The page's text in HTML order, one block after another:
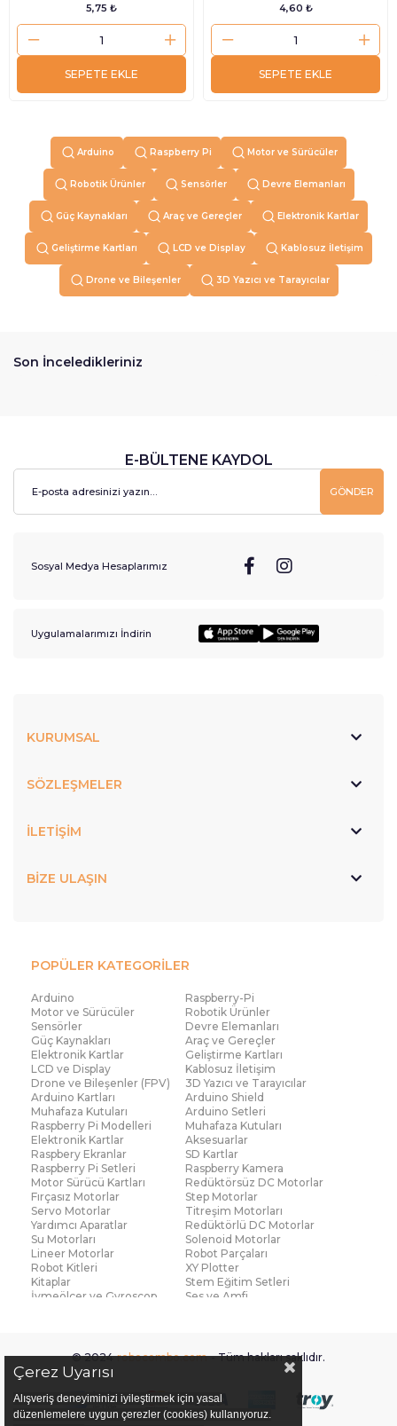
5,75 ₺
SEPETE EKLE
4,60 ₺
SEPETE EKLE
Arduino Raspberry Pi Motor ve Sürücüler
Robotik Ürünler Sensörler Devre Elemanları
Güç Kaynakları Araç ve Gereçler Elektronik Kartlar
Geliştirme Kartları LCD ve Display Kablosuz İletişim
Drone ve Bileşenler 3D Yazıcı ve Tarayıcılar
Son İnceledikleriniz
E-BÜLTENE KAYDOL
GÖNDER
Sosyal Medya Hesaplarımız
Uygulamalarımızı İndirin
KURUMSAL
SÖZLEŞMELER
İLETİŞİM
BİZE ULAŞIN
POPÜLER KATEGORİLER
Arduino
Raspberry-Pi
Motor ve Sürücüler
Robotik Ürünler
Sensörler
Devre Elemanları
Güç Kaynakları
Araç ve Gereçler
Elektronik Kartlar
Geliştirme Kartları
LCD ve Display
Kablosuz İletişim
Drone ve Bileşenler (FPV)
3D Yazıcı ve Tarayıcılar
Arduino Kartları
Arduino Shield
Muhafaza Kutuları
Arduino Setleri
Raspberry Pi Modelleri
Muhafaza Kutuları
Elektronik Kartlar
Aksesuarlar
Raspbery Ekranlar
SD Kartlar
Raspberry Pi Setleri
Raspberry Kamera
Motor Sürücü Kartları
Redüktörsüz DC Motorlar
Fırçasız Motorlar
Step Motorlar
Servo Motorlar
Titreşim Motorları
Yardımcı Aparatlar
Redüktörlü DC Motorlar
Su Motorları
Solenoid Motorlar
Lineer Motorlar
Robot Parçaları
Robot Kitleri
XY Plotter
Kitaplar
Stem Eğitim Setleri
İvmeölçer ve Gyroscop
Ses ve Amfi
Voltaj ve Akım
Titreşim
Basınç ve Kuvvet
Manyetik ve Hall Effect
Mesafe, Çizgi ve Hareket
Sıcaklık ve Nem
Ateş Algılayıcı
Ağırlık
© 2024 robocombo.com - Tüm hakları saklıdır.
Çerez Uyarısı
Alışveriş deneyiminizi iyileştirmek için yasal
düzenlemelere uygun çerezler (cookies) kullanıyoruz.